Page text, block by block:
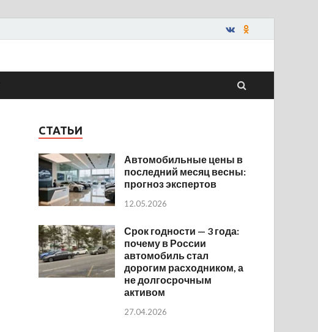
СТАТЬИ
Автомобильные цены в
последний месяц весны:
прогноз экспертов
12.05.2026
Срок годности — 3 года:
почему в России
автомобиль стал
дорогим расходником, а
не долгосрочным
активом
27.04.2026